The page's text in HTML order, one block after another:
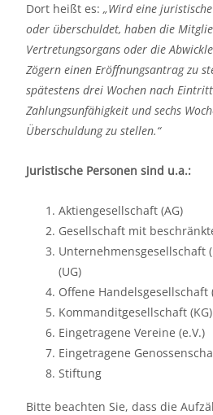
Dort heißt es: „Wird eine
oder überschuldet, haben die
Vertretungsorgans oder die
Zögern einen Eröffnungsantrag zu
spätestens drei Wochen nach
Zahlungsunfähigkeit und sechs
Überschuldung zu stellen.“
Juristische Personen sind u.a.:
Aktiengesellschaft (AG)
Gesellschaft mit
Unternehmensgesellschaft
(UG)
Offene Handelsgesellschaft
Kommanditgesellschaft (KG)
Eingetragene Vereine (e.V.)
Eingetragene
Stiftung
Bitte beachten Sie, dass die